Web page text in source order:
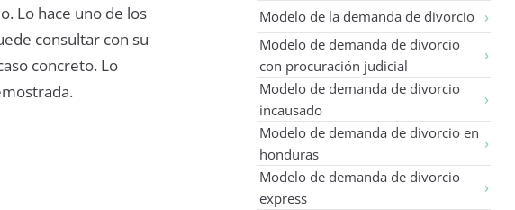
Lo hace uno de los
consultar con su
concreto. Lo
Modelo de la demanda de divorcio
Modelo de demanda de divorcio
con procuración judicial
Modelo de demanda de divorcio
incausado
Modelo de demanda de divorcio en
honduras
Modelo de demanda de divorcio
express